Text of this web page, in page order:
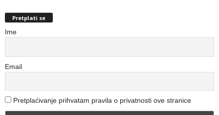
Pretplati se
Ime
Email
Pretplaćivanje prihvatam pravila o privatnosti ove stranice